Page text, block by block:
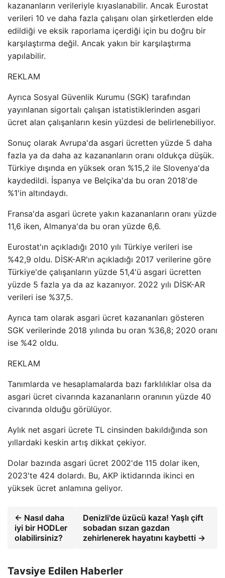
kazananların verileriyle kıyaslanabilir. Ancak Eurostat
verileri 10 ve daha fazla çalışanı olan şirketlerden elde
edildiği ve eksik raporlama içerdiği için bu doğru bir
karşılaştırma değil. Ancak yakın bir karşılaştırma
yapılabilir.
REKLAM
Ayrıca Sosyal Güvenlik Kurumu (SGK) tarafından
yayınlanan sigortalı çalışan istatistiklerinden asgari
ücret alan çalışanların kesin yüzdesi de belirlenebiliyor.
Sonuç olarak Avrupa'da asgari ücretten yüzde 5 daha
fazla ya da daha az kazananların oranı oldukça düşük.
Türkiye dışında en yüksek oran %15,2 ile Slovenya'da
kaydedildi. İspanya ve Belçika'da bu oran 2018'de
%1'in altındaydı.
Fransa'da asgari ücrete yakın kazananların oranı yüzde
11,6 iken, Almanya'da bu oran yüzde 6,6.
Eurostat'ın açıkladığı 2010 yılı Türkiye verileri ise
%42,9 oldu. DİSK-AR'ın açıkladığı 2017 verilerine göre
Türkiye'de çalışanların yüzde 51,4'ü asgari ücretten
yüzde 5 fazla ya da az kazanıyor. 2022 yılı DİSK-AR
verileri ise %37,5.
Ayrıca tam olarak asgari ücret kazananları gösteren
SGK verilerinde 2018 yılında bu oran %36,8; 2020 oranı
ise %42 oldu.
REKLAM
Tanımlarda ve hesaplamalarda bazı farklılıklar olsa da
asgari ücret civarında kazananların oranının yüzde 40
civarında olduğu görülüyor.
Aylık net asgari ücrete TL cinsinden bakıldığında son
yıllardaki keskin artış dikkat çekiyor.
Dolar bazında asgari ücret 2002'de 115 dolar iken,
2023'te 424 dolardı. Bu, AKP iktidarında ikinci en
yüksek ücret anlamına geliyor.
← Nasıl daha
iyi bir HODLer
olabilirsiniz?
Denizli'de üzücü kaza! Yaşlı çift
sobadan sızan gazdan
zehirlenerek hayatını kaybetti →
Tavsiye Edilen Haberler